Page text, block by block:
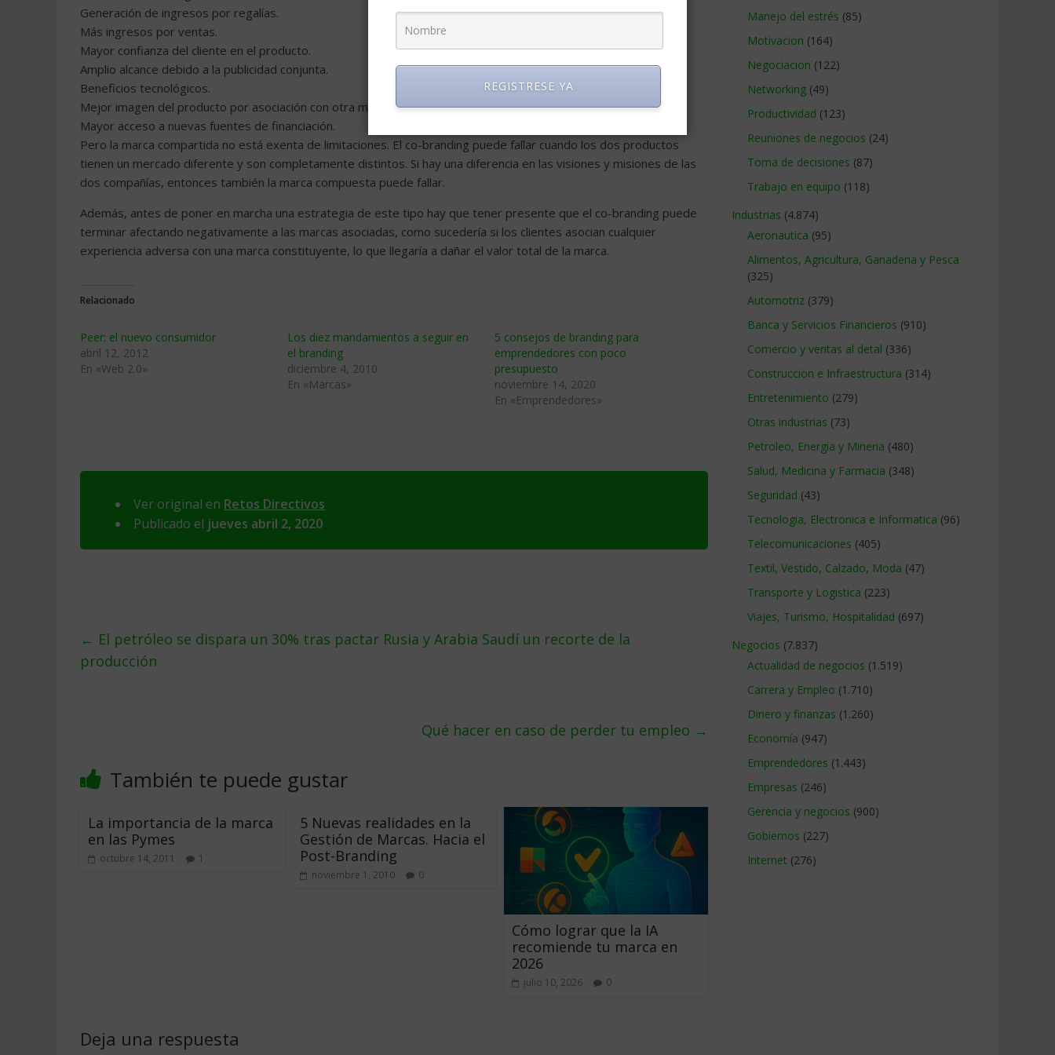
Generación de ingresos por regalías.
Más ingresos por ventas.
Mayor confianza del cliente en el producto.
Amplio alcance debido a la publicidad conjunta.
Beneficios tecnológicos.
Mejor imagen del producto por asociación con otra marca reconocida.
Mayor acceso a nuevas fuentes de financiación.
Pero la marca compartida no está exenta de limitaciones. El co-branding puede fallar cuando los dos productos
tienen un mercado diferente y son completamente distintos. Si hay una diferencia en las visiones y misiones de las
dos compañías, entonces también la marca compuesta puede fallar.
Además, antes de poner en marcha una estrategia de este tipo hay que tener presente que el co-branding puede
terminar afectando negativamente a las marcas asociadas, como sucedería si los clientes asocian cualquier
experiencia adversa con una marca constituyente, lo que llegaría a dañar el valor total de la marca.
Relacionado
Peer: el nuevo consumidor
abril 12, 2012
En «Web 2.0»
Los diez mandamientos a seguir en
el branding
diciembre 4, 2010
En «Marcas»
5 consejos de branding para
emprendedores con poco
presupuesto
noviembre 14, 2020
En «Emprendedores»
Ver original en Retos Directivos
Publicado el jueves abril 2, 2020
← El petróleo se dispara un 30% tras pactar Rusia y Arabia Saudí un recorte de la
producción
Qué hacer en caso de perder tu empleo →
También te puede gustar
La importancia de la marca
en las Pymes
octubre 14, 2011 1
5 Nuevas realidades en la
Gestión de Marcas. Hacia el
Post-Branding
noviembre 1, 2010 0
Cómo lograr que la IA
recomiende tu marca en
2026
julio 10, 2026 0
Deja una respuesta
Manejo del estrés (85)
Motivacion (164)
Negociacion (122)
Networking (49)
Productividad (123)
Reuniones de negocios (24)
Toma de decisiones (87)
Trabajo en equipo (118)
Industrias (4.874)
Aeronautica (95)
Alimentos, Agricultura, Ganaderia y Pesca
(325)
Automotriz (379)
Banca y Servicios Financieros (910)
Comercio y ventas al detal (336)
Construccion e Infraestructura (314)
Entretenimiento (279)
Otras industrias (73)
Petroleo, Energia y Mineria (480)
Salud, Medicina y Farmacia (348)
Seguridad (43)
Tecnologia, Electronica e Informatica (96)
Telecomunicaciones (405)
Textil, Vestido, Calzado, Moda (47)
Transporte y Logistica (223)
Viajes, Turismo, Hospitalidad (697)
Negocios (7.837)
Actualidad de negocios (1.519)
Carrera y Empleo (1.710)
Dinero y finanzas (1.260)
Economía (947)
Emprendedores (1.443)
Empresas (246)
Gerencia y negocios (900)
Gobiernos (227)
Internet (276)
REGISTRESE YA